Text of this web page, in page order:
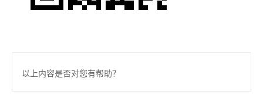
以上内容是否对您有帮助？